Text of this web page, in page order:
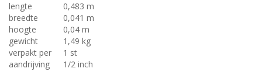
lengte
0,483 m
breedte
0,041 m
hoogte
0,04 m
gewicht
1,49 kg
verpakt per
1 st
aandrijving
1/2 inch